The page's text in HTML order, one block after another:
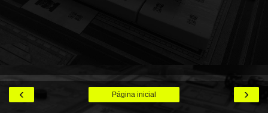
‹ ›
Página inicial